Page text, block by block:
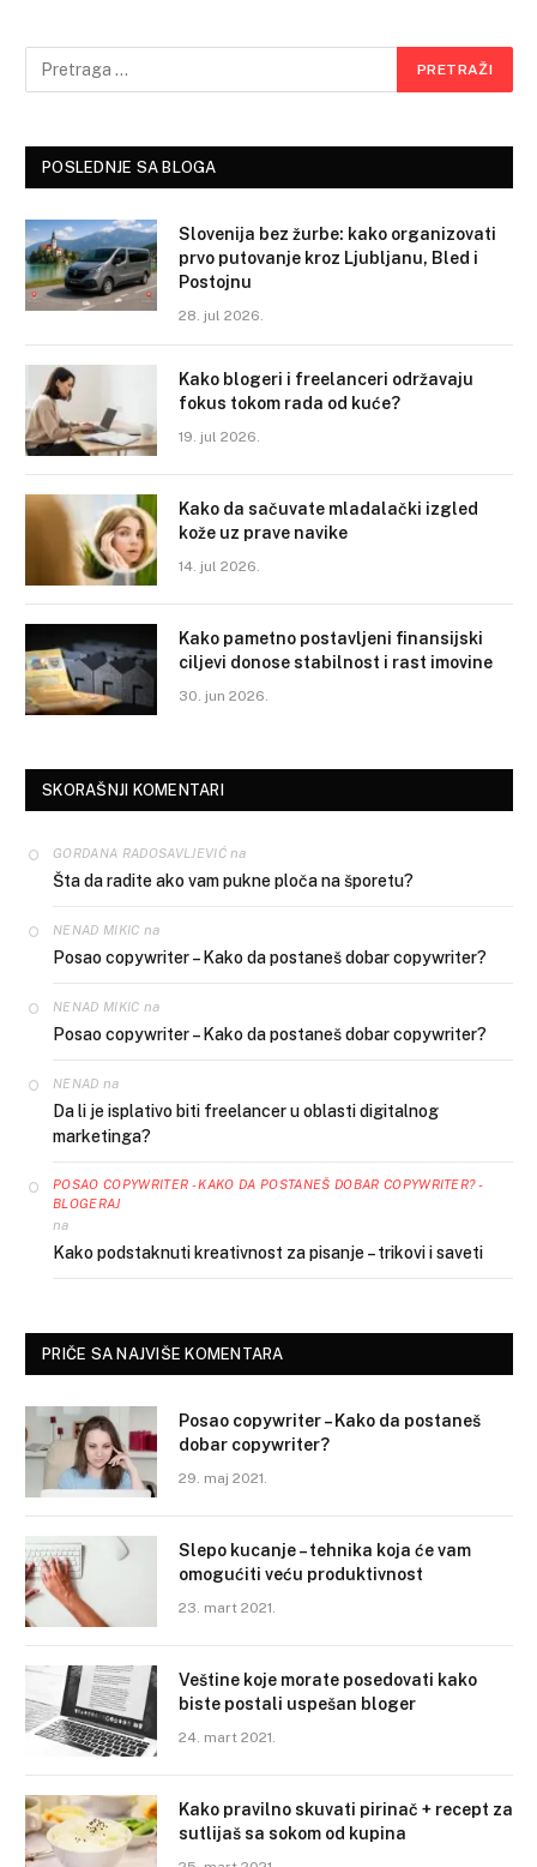
POSLEDNJE SA BLOGA
Slovenija bez žurbe: kako organizovati
prvo putovanje kroz Ljubljanu, Bled i
Postojnu
28. jul 2026.
Kako blogeri i freelanceri održavaju
fokus tokom rada od kuće?
19. jul 2026.
Kako da sačuvate mladalački izgled
kože uz prave navike
14. jul 2026.
Kako pametno postavljeni finansijski
ciljevi donose stabilnost i rast imovine
30. jun 2026.
SKORAŠNJI KOMENTARI
GORDANA RADOSAVLJEVIĆna
Šta da radite ako vam pukne ploča na šporetu?
NENAD MIKIC na
Posao copywriter – Kako da postaneš dobar copywriter?
NENAD MIKIC na
Posao copywriter – Kako da postaneš dobar copywriter?
NENAD na
Da li je isplativo biti freelancer u oblasti digitalnog
marketinga?
POSAO COPYWRITER - KAKO DA POSTANEŠ DOBAR COPYWRITER? -
BLOGERAJ
na
Kako podstaknuti kreativnost za pisanje – trikovi i saveti
PRIČE SA NAJVIŠE KOMENTARA
Posao copywriter – Kako da postaneš
dobar copywriter?
29. maj 2021.
Slepo kucanje – tehnika koja će vam
omogućiti veću produktivnost
23. mart 2021.
Veštine koje morate posedovati kako
biste postali uspešan bloger
24. mart 2021.
Kako pravilno skuvati pirinač + recept za
sutlijaš sa sokom od kupina